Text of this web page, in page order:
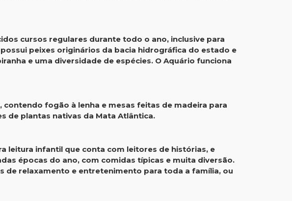
cursos regulares durante todo o ano, inclusive para
peixes originários da bacia hidrográfica do estado e
e uma diversidade de espécies. O Aquário funciona
fogão à lenha e mesas feitas de madeira para
de plantas nativas da Mata Atlântica.
leitura infantil que conta com leitores de histórias, e
épocas do ano, com comidas típicas e muita diversão.
de relaxamento e entretenimento para toda a família, ou